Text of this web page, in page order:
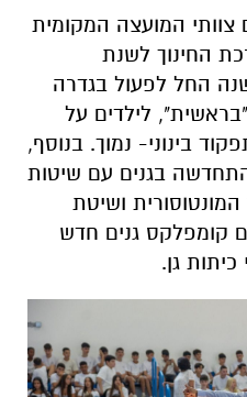
צוותי המועצה המקומית
החינוך לשנת
החל לפעול בגדרה
לילדים על
בינוני- נמוך. בנוסף,
בגנים עם שיטות
המונטוסורית ושיטת
קומפלקס גנים חדש
גן.